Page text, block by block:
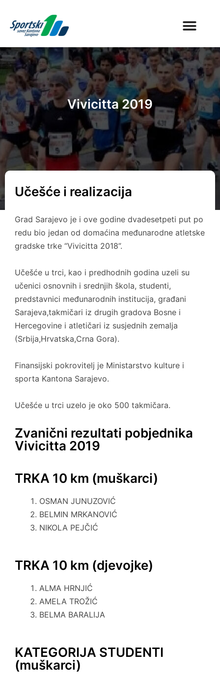
Vivicitta 2019
Učešće i realizacija
Grad Sarajevo je i ove godine dvadesetpeti put po
redu bio jedan od domaćina međunarodne atletske
gradske trke “Vivicitta 2018”.
Učešće u trci, kao i predhodnih godina uzeli su
učenici osnovnih i srednjih škola, studenti,
predstavnici međunarodnih institucija, građani
Sarajeva,takmičari iz drugih gradova Bosne i
Hercegovine i atletičari iz susjednih zemalja
(Srbija,Hrvatska,Crna Gora).
Finansijski pokrovitelj je Ministarstvo kulture i
sporta Kantona Sarajevo.
Učešće u trci uzelo je oko 500 takmičara.
Zvanični rezultati pobjednika
Vivicitta 2019
TRKA 10 km (muškarci)
OSMAN JUNUZOVIĆ
BELMIN MRKANOVIĆ
NIKOLA PEJČIĆ
TRKA 10 km (djevojke)
ALMA HRNJIĆ
AMELA TROŽIĆ
BELMA BARALIJA
KATEGORIJA STUDENTI
(muškarci)